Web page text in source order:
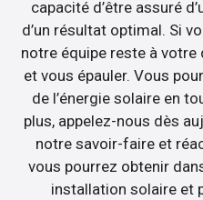
capacité d’être assuré
d’un résultat optimal. Si
notre équipe reste à
et vous épauler. Vous
de l’énergie solaire en
plus, appelez-nous dès
notre savoir-faire et
vous pourrez obtenir
installation solaire et